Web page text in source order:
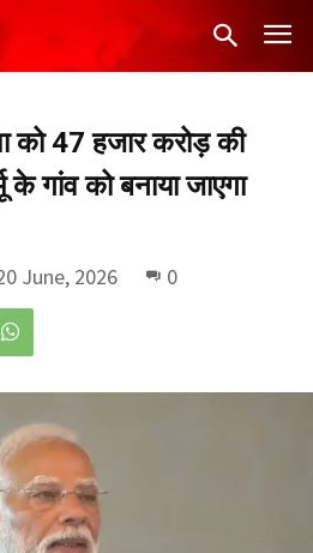
को 47 हजार करोड़ की
के गांव को बनाया जाएगा
June, 2026 0